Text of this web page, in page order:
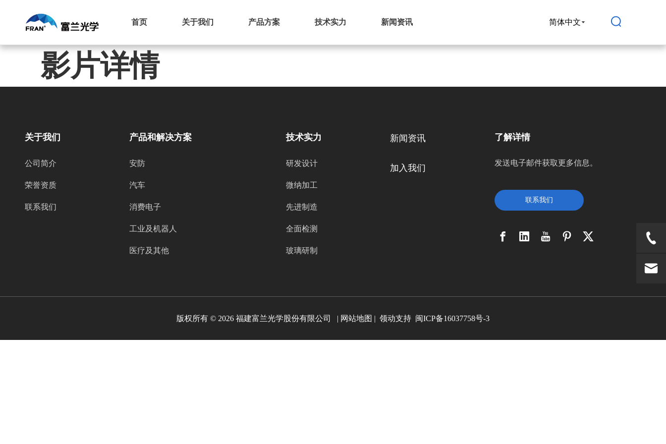
首页 关于我们 产品方案 技术实力 新闻资讯 简体中文
影片详情
关于我们
公司简介
荣誉资质
联系我们
产品和解决方案
安防
汽车
消费电子
工业及机器人
医疗及其他
技术实力
研发设计
微纳加工
先进制造
全面检测
玻璃研制
新闻资讯
加入我们
了解详情
发送电子邮件获取更多信息。
联系我们
版权所有 © 2026 福建富兰光学股份有限公司 | 网站地图 | 领动支持 闽ICP备16037758号-3